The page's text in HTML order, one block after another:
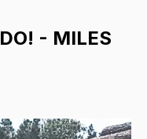
- MILES